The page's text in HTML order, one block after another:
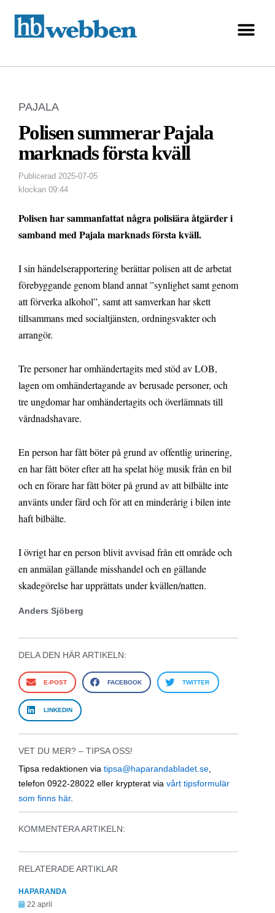
PAJALA
Polisen summerar Pajala
marknads första kväll
Publicerad 2025-07-05
klockan 09:44
Polisen har sammanfattat några polisiära åtgärder i
samband med Pajala marknads första kväll.
I sin händelserapportering berättar polisen att de arbetat
förebyggande genom bland annat ”synlighet samt genom
att förverka alkohol”, samt att samverkan har skett
tillsammans med socialtjänsten, ordningsvakter och
arrangör.
Tre personer har omhändertagits med stöd av LOB,
lagen om omhändertagande av berusade personer, och
tre ungdomar har omhändertagits och överlämnats till
vårdnadshavare.
En person har fått böter på grund av offentlig urinering,
en har fått böter efter att ha spelat hög musik från en bil
och en förare har fått böter på grund av att bilbälte inte
använts under färd och för att en minderårig i bilen inte
haft bilbälte.
I övrigt har en person blivit avvisad från ett område och
en anmälan gällande misshandel och en gällande
skadegörelse har upprättats under kvällen/natten.
Anders Sjöberg
DELA DEN HÄR ARTIKELN:
E-POST FACEBOOK TWITTER
LINKEDIN
VET DU MER? – TIPSA OSS!
Tipsa redaktionen via tipsa@haparandabladet.se
telefon 0922-28022 eller krypterat via vårt tipsformulär
som finns här.
KOMMENTERA ARTIKELN:
RELATERADE ARTIKLAR
HAPARANDA
22 april